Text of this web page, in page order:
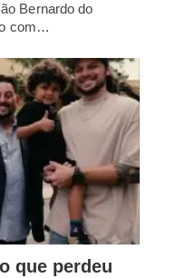
Bernardo do
com…
que perdeu